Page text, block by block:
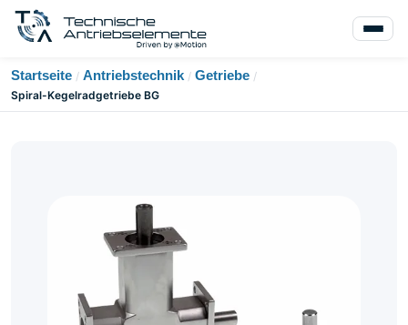
Startseite / Antriebstechnik / Getriebe /
Spiral-Kegelradgetriebe BG